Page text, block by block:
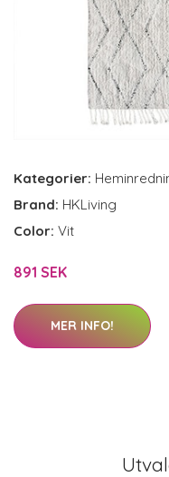
Kategorier:
Brand: HKLiving
Color: Vit
891 SEK
MER INFO!